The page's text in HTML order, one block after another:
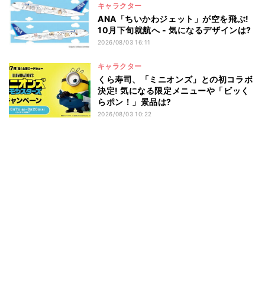
キャラクター
ANA「ちいかわジェット」が空を飛ぶ!
10月下旬就航へ - 気になるデザインは?
2026/08/03 16:11
キャラクター
くら寿司、「ミニオンズ」との初コラボ
決定! 気になる限定メニューや「ビッく
らポン！」景品は?
2026/08/03 10:22